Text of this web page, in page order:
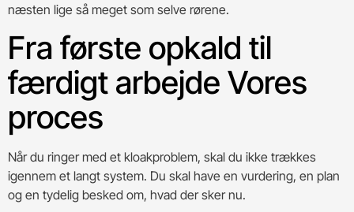
næsten lige så meget som selve rørene.
Fra første opkald til
færdigt arbejde Vores
proces
Når du ringer med et kloakproblem, skal du ikke trækkes
igennem et langt system. Du skal have en vurdering, en plan
og en tydelig besked om, hvad der sker nu.